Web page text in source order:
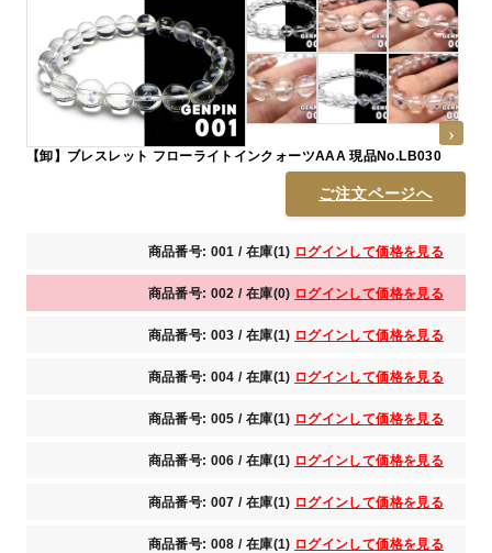
【卸】ブレスレット フローライトインクォーツAAA 現品No.LB030
ご注文ページへ
商品番号: 001 / 在庫(1) ログインして価格を見る
商品番号: 002 / 在庫(0) ログインして価格を見る
商品番号: 003 / 在庫(1) ログインして価格を見る
商品番号: 004 / 在庫(1) ログインして価格を見る
商品番号: 005 / 在庫(1) ログインして価格を見る
商品番号: 006 / 在庫(1) ログインして価格を見る
商品番号: 007 / 在庫(1) ログインして価格を見る
商品番号: 008 / 在庫(1) ログインして価格を見る